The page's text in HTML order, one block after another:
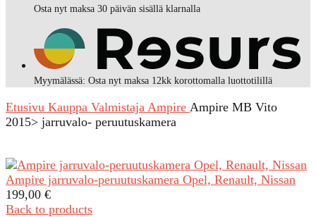
Osta nyt maksa 30 päivän sisällä klarnalla
Myymälässä: Osta nyt maksa 12kk korottomalla luottotilillä
Etusivu Kauppa Valmistaja Ampire Ampire MB Vito
2015> jarruvalo- peruutuskamera
Ampire jarruvalo-peruutuskamera Opel, Renault, Nissan
199,00 €
Back to products